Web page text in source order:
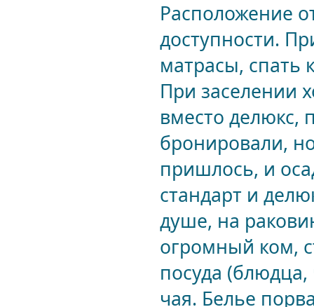
Расположение
доступности.
матрасы, спать
При заселении
вместо делюкс,
бронировали,
пришлось, и
стандарт и
душе, на
огромный ком,
посуда
чая. Белье